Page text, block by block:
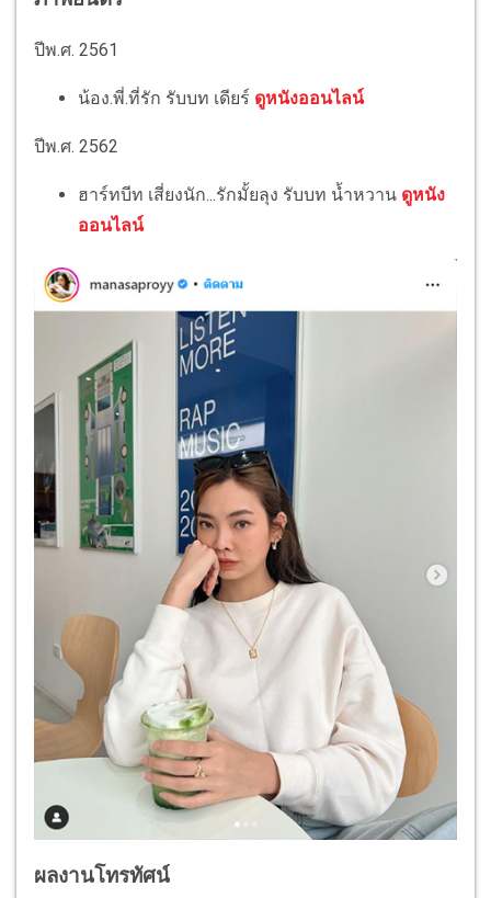
ปีพ.ศ. 2561
น้อง.พี่.ที่รัก รับบท เดียร์ ดูหนังออนไลน์
ปีพ.ศ. 2562
ฮาร์ทบีท เสี่ยงนัก...รักมั้ยลุง รับบท น้ำหวาน ดูหนัง
ออนไลน์
ผลงานโทรทัศน์